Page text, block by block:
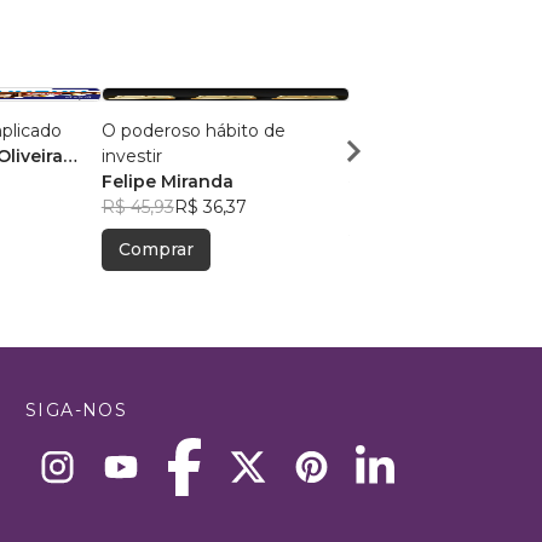
O poderoso hábito de
investir
Felipe Miranda
R$ 45,93R$ 36,37
Comprar
Felipe Benfenatti
SIGA-NOS